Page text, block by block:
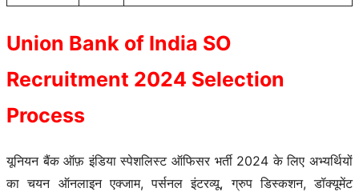
Union Bank of India SO
Recruitment 2024 Selection
Process
यूनियन बैंक ऑफ़ इंडिया स्पेशलिस्ट ऑफिसर भर्ती 2024 के लिए अभ्यर्थियों
का चयन ऑनलाइन एक्जाम, पर्सनल इंटरव्यू, ग्रुप डिस्कशन, डॉक्यूमेंट